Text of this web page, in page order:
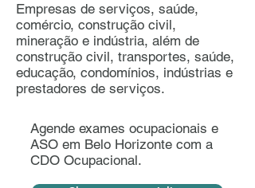
Empresas de serviços, saúde,
comércio, construção civil,
mineração e indústria, além de
construção civil, transportes, saúde,
educação, condomínios, indústrias e
prestadores de serviços.
Agende exames ocupacionais e
ASO em Belo Horizonte com a
CDO Ocupacional.